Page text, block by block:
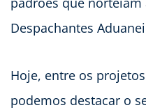
Despachantes
Hoje, entre os
podemos destacar o